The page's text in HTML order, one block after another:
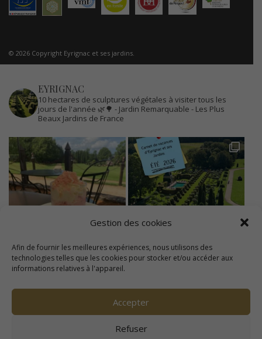
Gestion des cookies
Afin de fournir les meilleures expériences, nous utilisons des
technologies telles que les cookies pour stocker et/ou accéder aux
informations relatives à l'appareil.
Accepter
Refuser
© 2026 Copyright Eyrignac et ses jardins.
EYRIGNAC
10 hectares de sculptures végétales à visiter tous les
jours de l'année 🌿🌳 - Jardin Remarquable - Les Plus
Beaux Jardins de France